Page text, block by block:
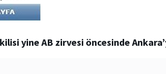
yine AB zirvesi öncesinde